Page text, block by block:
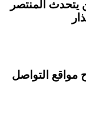
يتحدث المنتصر
مواقع التواصل